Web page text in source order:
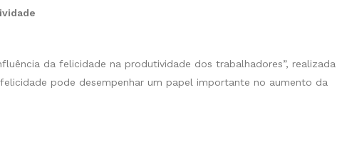
da felicidade na produtividade dos trabalhadores”,
pode desempenhar um papel importante no aumento da